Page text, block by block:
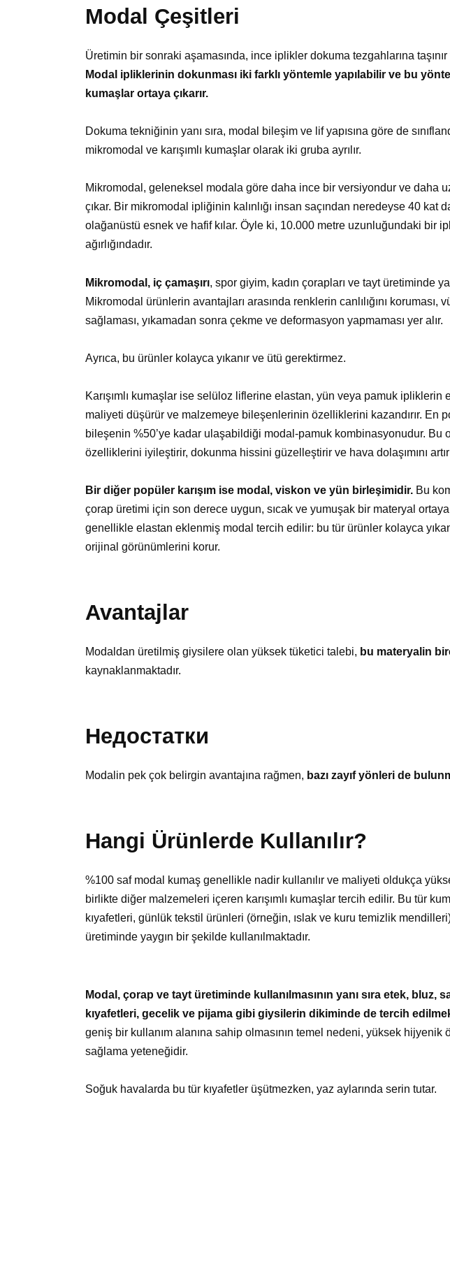
Modal Çeşitleri
Üretimin bir sonraki aşamasında, ince iplikler dokuma tezgahlarına
Modal ipliklerinin dokunması iki farklı yöntemle yapılabilir ve bu
kumaşlar ortaya çıkarır.
Dokuma tekniğinin yanı sıra, modal bileşim ve lif yapısına göre de
mikromodal ve karışımlı kumaşlar olarak iki gruba ayrılır.
Mikromodal, geleneksel modala göre daha ince bir versiyondur ve daha
çıkar. Bir mikromodal ipliğinin kalınlığı insan saçından neredeyse 40 kat
olağanüstü esnek ve hafif kılar. Öyle ki, 10.000 metre uzunluğundaki bir
ağırlığındadır.
Mikromodal, iç çamaşırı, spor giyim, kadın çorapları ve tayt üretiminde
Mikromodal ürünlerin avantajları arasında renklerin canlılığını koruması,
sağlaması, yıkamadan sonra çekme ve deformasyon yapmaması yer alır.
Ayrıca, bu ürünler kolayca yıkanır ve ütü gerektirmez.
Karışımlı kumaşlar ise selüloz liflerine elastan, yün veya pamuk ipliklerin
maliyeti düşürür ve malzemeye bileşenlerinin özelliklerini kazandırır. En
bileşenin %50’ye kadar ulaşabildiği modal-pamuk kombinasyonudur. Bu
özelliklerini iyileştirir, dokunma hissini güzelleştirir ve hava dolaşımını
Bir diğer popüler karışım ise modal, viskon ve yün birleşimidir. Bu
çorap üretimi için son derece uygun, sıcak ve yumuşak bir materyal ortaya
genellikle elastan eklenmiş modal tercih edilir: bu tür ürünler kolayca
orijinal görünümlerini korur.
Avantajlar
Modaldan üretilmiş giysilere olan yüksek tüketici talebi, bu materyalin
kaynaklanmaktadır.
Недостатки
Modalin pek çok belirgin avantajına rağmen, bazı zayıf yönleri de
Hangi Ürünlerde Kullanılır?
%100 saf modal kumaş genellikle nadir kullanılır ve maliyeti oldukça
birlikte diğer malzemeleri içeren karışımlı kumaşlar tercih edilir. Bu tür
kıyafetleri, günlük tekstil ürünleri (örneğin, ıslak ve kuru temizlik mendilleri)
üretiminde yaygın bir şekilde kullanılmaktadır.
Modal, çorap ve tayt üretiminde kullanılmasının yanı sıra etek, bluz,
kıyafetleri, gecelik ve pijama gibi giysilerin dikiminde de tercih
geniş bir kullanım alanına sahip olmasının temel nedeni, yüksek hijyenik
sağlama yeteneğidir.
Soğuk havalarda bu tür kıyafetler üşütmezken, yaz aylarında serin tutar.